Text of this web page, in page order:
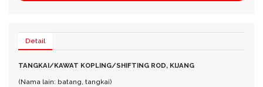
Detail
TANGKAI/KAWAT KOPLING/SHIFTING ROD, KIJANG
(Nama lain: batang, tangkai)